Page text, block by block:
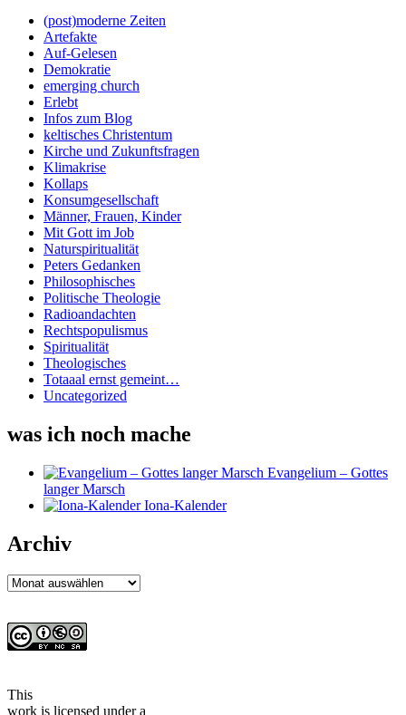
(post)moderne Zeiten
Artefakte
Auf-Gelesen
Demokratie
emerging church
Erlebt
Infos zum Blog
keltisches Christentum
Kirche und Zukunftsfragen
Klimakrise
Kollaps
Konsumgesellschaft
Männer, Frauen, Kinder
Mit Gott im Job
Naturspiritualität
Peters Gedanken
Philosophisches
Politische Theologie
Radioandachten
Rechtspopulismus
Spiritualität
Theologisches
Totaaal ernst gemeint…
Uncategorized
was ich noch mache
Evangelium – Gottes
langer Marsch
Iona-Kalender
Archiv
Archiv
This
work is licensed under a